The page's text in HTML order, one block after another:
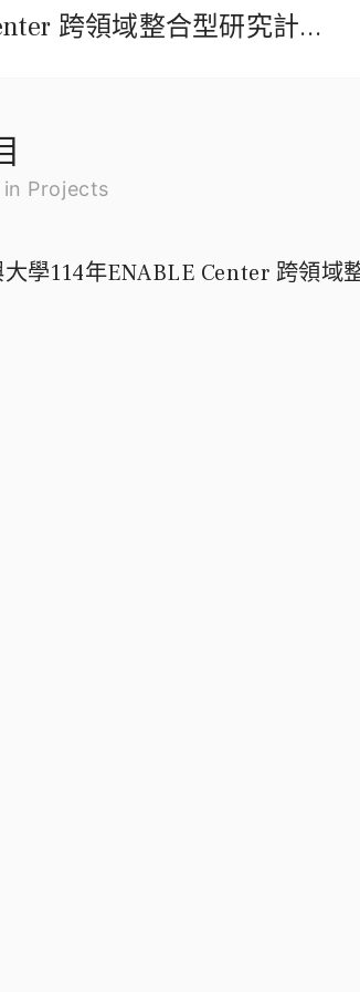
國立中興大學114年ENABLE Center 跨領域整合型研究計畫徵求公告
Projects
大學114年ENABLE Center 跨領域